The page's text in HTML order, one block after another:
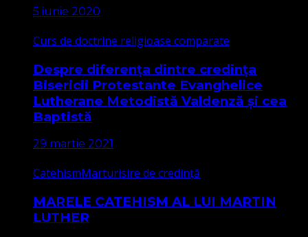
5 iunie 2020
Curs de doctrine religioase comparate
Despre diferența dintre credința
Bisericii Protestante Evanghelice
Lutherane Metodistă Valdenză și cea
Baptistă
29 martie 2021
CatehismMarturisire de credință
MARELE CATEHISM AL LUI MARTIN
LUTHER